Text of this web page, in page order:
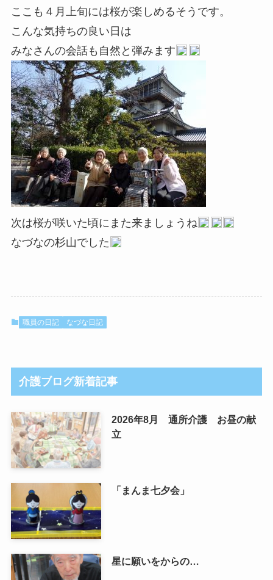
ここも４月上旬には桜が楽しめるそうです。
こんな気持ちの良い日は
みなさんの会話も自然と弾みます
次は桜が咲いた頃にまた来ましょうね
なづなの杉山でした
職員の日記 なづな日記
介護ブログ新着記事
2026年8月 通所介護 お昼の献
立
「まんま七夕会」
星に願いをからの…